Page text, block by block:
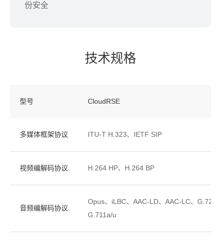
份安全
技术规格
型号 CloudRSE
多媒体框架协议 ITU-T H.323、IETF SIP
视频编解码协议 H.264 HP、H.264 BP
音频编解码协议
Opus、iLBC、AAC-LD、AAC-LC、
G.711a/u